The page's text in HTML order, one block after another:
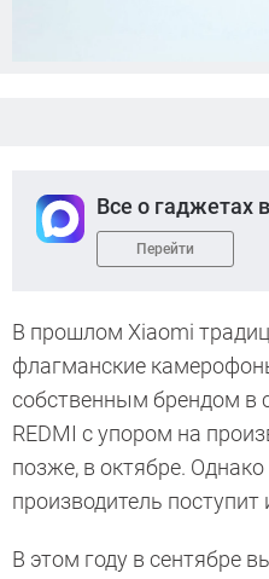
Все о гаджетах
Перейти
В прошлом Xiaomi
флагманские
собственным брендом в
REDMI с упором на
позже, в октябре. Однако
производитель поступит
В этом году в сентябре